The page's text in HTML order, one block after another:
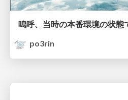
po3rin